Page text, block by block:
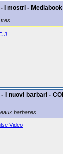
I mostri -
I nuovi barbari -
barbares
Video